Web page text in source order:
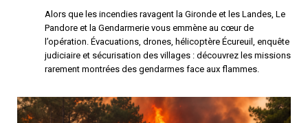
Alors que les incendies ravagent la Gironde et les Landes, Le
Pandore et la Gendarmerie vous emmène au cœur de
l’opération. Évacuations, drones, hélicoptère Écureuil, enquête
judiciaire et sécurisation des villages : découvrez les missions
rarement montrées des gendarmes face aux flammes.